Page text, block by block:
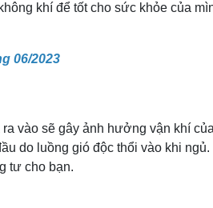
khí để tốt cho sức khỏe của
06/2023
vào sẽ gây ảnh hưởng vận khí
do luồng gió độc thổi vào khi
tư cho bạn.